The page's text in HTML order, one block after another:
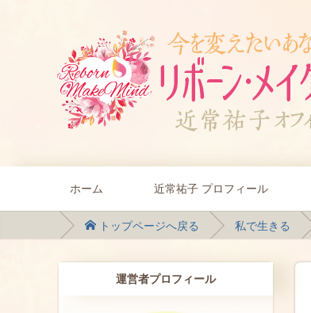
ホーム 近常祐子 プロフィール
トップページへ戻る 私で生きる
運営者プロフィール